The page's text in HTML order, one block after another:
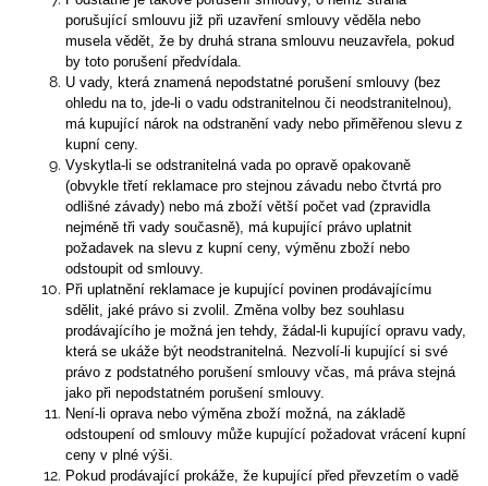
porušující smlouvu již při uzavření smlouvy věděla nebo
musela vědět, že by druhá strana smlouvu neuzavřela, pokud
by toto porušení předvídala.
U vady, která znamená nepodstatné porušení smlouvy (bez
ohledu na to, jde-li o vadu odstranitelnou či neodstranitelnou),
má kupující nárok na odstranění vady nebo přiměřenou slevu z
kupní ceny.
Vyskytla-li se odstranitelná vada po opravě opakovaně
(obvykle třetí reklamace pro stejnou závadu nebo čtvrtá pro
odlišné závady) nebo má zboží větší počet vad (zpravidla
nejméně tři vady současně), má kupující právo uplatnit
požadavek na slevu z kupní ceny, výměnu zboží nebo
odstoupit od smlouvy.
Při uplatnění reklamace je kupující povinen prodávajícímu
sdělit, jaké právo si zvolil. Změna volby bez souhlasu
prodávajícího je možná jen tehdy, žádal-li kupující opravu vady,
která se ukáže být neodstranitelná. Nezvolí-li kupující si své
právo z podstatného porušení smlouvy včas, má práva stejná
jako při nepodstatném porušení smlouvy.
Není-li oprava nebo výměna zboží možná, na základě
odstoupení od smlouvy může kupující požadovat vrácení kupní
ceny v plné výši.
Pokud prodávající prokáže, že kupující před převzetím o vadě